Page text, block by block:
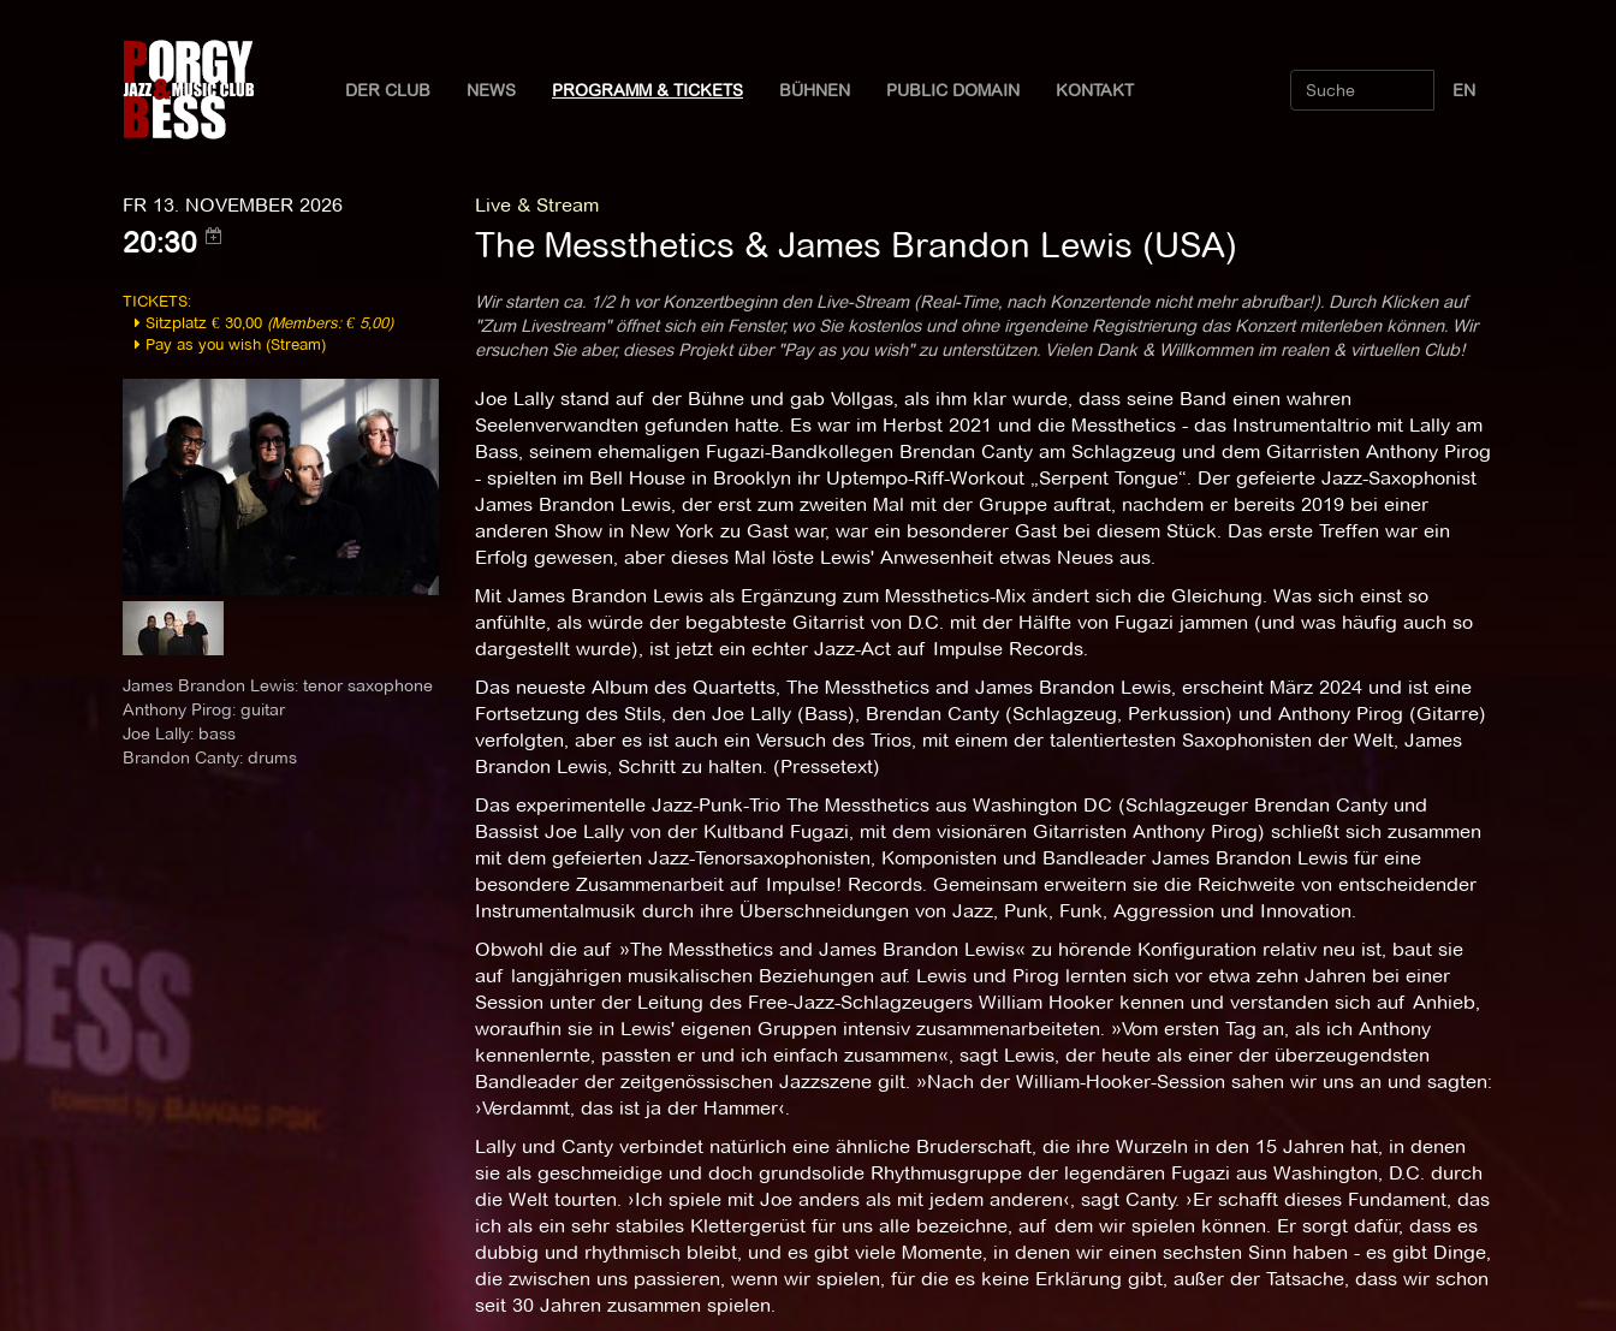
DER CLUB NEWS PROGRAMM & TICKETS BÜHNEN PUBLIC DOMAIN KONTAKT EN
FR 13. NOVEMBER 2026
20:30
Live & Stream
The Messthetics & James Brandon Lewis (USA)
TICKETS:
Sitzplatz € 30,00 (Members: € 5,00)
Pay as you wish (Stream)
James Brandon Lewis: tenor saxophone
Anthony Pirog: guitar
Joe Lally: bass
Brandon Canty: drums
Wir starten ca. 1/2 h vor Konzertbeginn den Live-Stream (Real-Time, nach Konzertende nicht mehr abrufbar!). Durch Klicken auf
"Zum Livestream" öffnet sich ein Fenster, wo Sie kostenlos und ohne irgendeine Registrierung das Konzert miterleben können. Wir
ersuchen Sie aber, dieses Projekt über "Pay as you wish" zu unterstützen. Vielen Dank & Willkommen im realen & virtuellen Club!
Joe Lally stand auf der Bühne und gab Vollgas, als ihm klar wurde, dass seine Band einen wahren
Seelenverwandten gefunden hatte. Es war im Herbst 2021 und die Messthetics - das Instrumentaltrio mit Lally am
Bass, seinem ehemaligen Fugazi-Bandkollegen Brendan Canty am Schlagzeug und dem Gitarristen Anthony Pirog
- spielten im Bell House in Brooklyn ihr Uptempo-Riff-Workout „Serpent Tongue“. Der gefeierte Jazz-Saxophonist
James Brandon Lewis, der erst zum zweiten Mal mit der Gruppe auftrat, nachdem er bereits 2019 bei einer
anderen Show in New York zu Gast war, war ein besonderer Gast bei diesem Stück. Das erste Treffen war ein
Erfolg gewesen, aber dieses Mal löste Lewis' Anwesenheit etwas Neues aus.
Mit James Brandon Lewis als Ergänzung zum Messthetics-Mix ändert sich die Gleichung. Was sich einst so
anfühlte, als würde der begabteste Gitarrist von D.C. mit der Hälfte von Fugazi jammen (und was häufig auch so
dargestellt wurde), ist jetzt ein echter Jazz-Act auf Impulse Records.
Das neueste Album des Quartetts, The Messthetics and James Brandon Lewis, erscheint März 2024 und ist eine
Fortsetzung des Stils, den Joe Lally (Bass), Brendan Canty (Schlagzeug, Perkussion) und Anthony Pirog (Gitarre)
verfolgten, aber es ist auch ein Versuch des Trios, mit einem der talentiertesten Saxophonisten der Welt, James
Brandon Lewis, Schritt zu halten. (Pressetext)
Das experimentelle Jazz-Punk-Trio The Messthetics aus Washington DC (Schlagzeuger Brendan Canty und
Bassist Joe Lally von der Kultband Fugazi, mit dem visionären Gitarristen Anthony Pirog) schließt sich zusammen
mit dem gefeierten Jazz-Tenorsaxophonisten, Komponisten und Bandleader James Brandon Lewis für eine
besondere Zusammenarbeit auf Impulse! Records. Gemeinsam erweitern sie die Reichweite von entscheidender
Instrumentalmusik durch ihre Überschneidungen von Jazz, Punk, Funk, Aggression und Innovation.
Obwohl die auf »The Messthetics and James Brandon Lewis« zu hörende Konfiguration relativ neu ist, baut sie
auf langjährigen musikalischen Beziehungen auf. Lewis und Pirog lernten sich vor etwa zehn Jahren bei einer
Session unter der Leitung des Free-Jazz-Schlagzeugers William Hooker kennen und verstanden sich auf Anhieb,
woraufhin sie in Lewis' eigenen Gruppen intensiv zusammenarbeiteten. »Vom ersten Tag an, als ich Anthony
kennenlernte, passten er und ich einfach zusammen«, sagt Lewis, der heute als einer der überzeugendsten
Bandleader der zeitgenössischen Jazzszene gilt. »Nach der William-Hooker-Session sahen wir uns an und sagten:
›Verdammt, das ist ja der Hammer‹.
Lally und Canty verbindet natürlich eine ähnliche Bruderschaft, die ihre Wurzeln in den 15 Jahren hat, in denen
sie als geschmeidige und doch grundsolide Rhythmusgruppe der legendären Fugazi aus Washington, D.C. durch
die Welt tourten. ›Ich spiele mit Joe anders als mit jedem anderen‹, sagt Canty. ›Er schafft dieses Fundament, das
ich als ein sehr stabiles Klettergerüst für uns alle bezeichne, auf dem wir spielen können. Er sorgt dafür, dass es
dubbig und rhythmisch bleibt, und es gibt viele Momente, in denen wir einen sechsten Sinn haben - es gibt Dinge,
die zwischen uns passieren, wenn wir spielen, für die es keine Erklärung gibt, außer der Tatsache, dass wir schon
seit 30 Jahren zusammen spielen.